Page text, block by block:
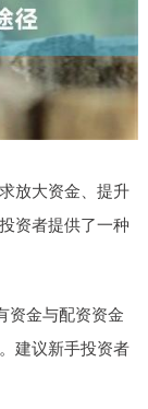
放大资金、提升
资者提供了一种
资金与配资资金
建议新手投资者